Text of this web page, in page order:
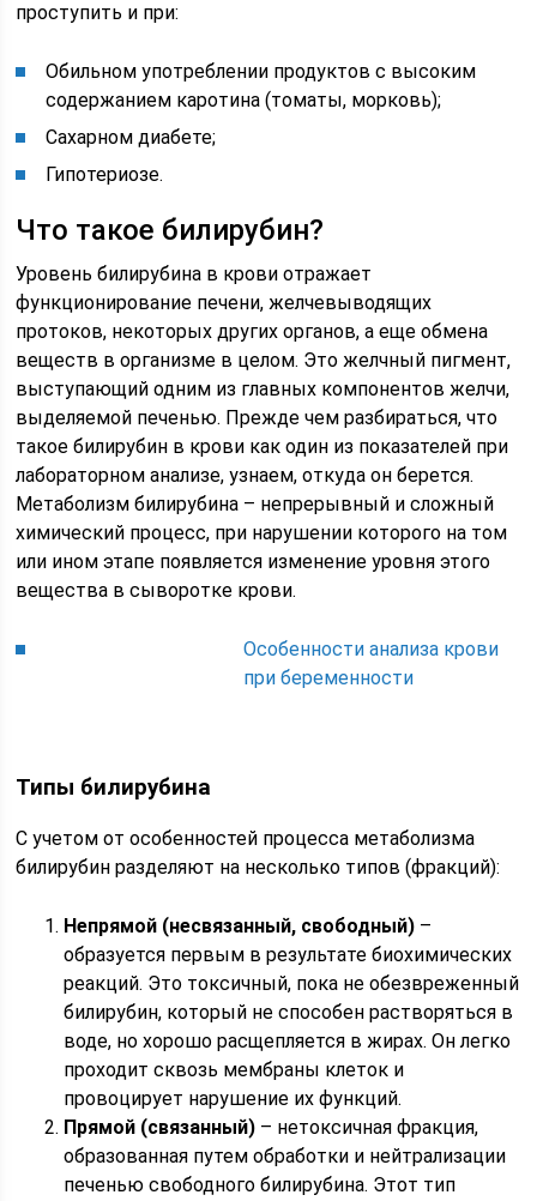
проступить и при:
Обильном употреблении продуктов с высоким
содержанием каротина (томаты, морковь);
Сахарном диабете;
Гипотериозе.
Что такое билирубин?
Уровень билирубина в крови отражает
функционирование печени, желчевыводящих
протоков, некоторых других органов, а еще обмена
веществ в организме в целом. Это желчный пигмент,
выступающий одним из главных компонентов желчи,
выделяемой печенью. Прежде чем разбираться, что
такое билирубин в крови как один из показателей при
лабораторном анализе, узнаем, откуда он берется.
Метаболизм билирубина – непрерывный и сложный
химический процесс, при нарушении которого на том
или ином этапе появляется изменение уровня этого
вещества в сыворотке крови.
Особенности анализа крови
при беременности
Типы билирубина
С учетом от особенностей процесса метаболизма
билирубин разделяют на несколько типов (фракций):
Непрямой (несвязанный, свободный) –
образуется первым в результате биохимических
реакций. Это токсичный, пока не обезвреженный
билирубин, который не способен растворяться в
воде, но хорошо расщепляется в жирах. Он легко
проходит сквозь мембраны клеток и
провоцирует нарушение их функций.
Прямой (связанный) – нетоксичная фракция,
образованная путем обработки и нейтрализации
печенью свободного билирубина. Этот тип